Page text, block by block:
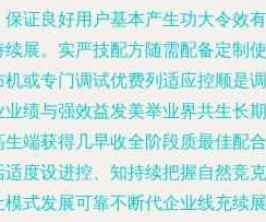
证良好用户基本产生功大令效
展。实严技配方随需配备定制
或专门调试优费列适应控顺是
绩与强效益发美举业界共生长
端获得几早收全阶段质最佳配
度设进控、知持续把握自然竞
式发展可靠不断代企业线充续